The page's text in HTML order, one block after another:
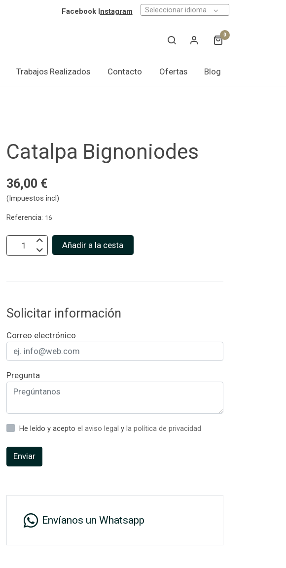
Facebook Instagram Seleccionar idioma
0
Trabajos Realizados Contacto Ofertas Blog
Catalpa Bignoniodes
36,00 €
(Impuestos incl)
Referencia: 16
Añadir a la cesta
Solicitar información
Correo electrónico
Pregunta
He leído y acepto el aviso legal y la política de privacidad
Enviar
Envíanos un Whatsapp